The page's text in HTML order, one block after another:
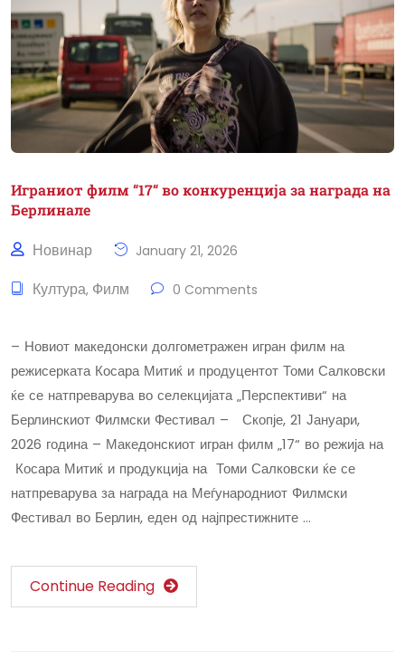
Играниот филм “17“ во конкуренција за награда на
Берлинале
Новинар January 21, 2026
Култура, Филм 0 Comments
– Новиот македонски долгометражен игран филм на
режисерката Косара Митиќ и продуцентот Томи Салковски
ќе се натпреварува во селекцијата „Перспективи“ на
Берлинскиот Филмски Фестивал – Скопје, 21 Јануари,
2026 година – Македонскиот игран филм „17“ во режија на
Косара Митиќ и продукција на Томи Салковски ќе се
натпреварува за награда на Меѓународниот Филмски
Фестивал во Берлин, еден од најпрестижните …
Continue Reading